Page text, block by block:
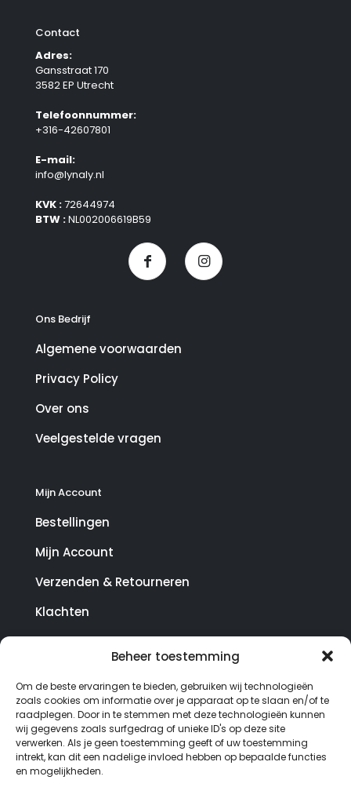
Beheer toestemming
Om de beste ervaringen te bieden, gebruiken wij technologieën
zoals cookies om informatie over je apparaat op te slaan en/of te
raadplegen. Door in te stemmen met deze technologieën kunnen
wij gegevens zoals surfgedrag of unieke ID's op deze site
verwerken. Als je geen toestemming geeft of uw toestemming
intrekt, kan dit een nadelige invloed hebben op bepaalde functies
en mogelijkheden.
Contact
Adres:
Gansstraat 170
3582 EP Utrecht
Telefoonnummer:
+316-42607801
E-mail:
info@lynaly.nl
KVK :72644974
BTW :NL002006619B59
Ons Bedrijf
Algemene voorwaarden
Privacy Policy
Over ons
Veelgestelde vragen
Mijn Account
Bestellingen
Mijn Account
Verzenden & Retourneren
Klachten
© Copyright SterrenHosting 2021-2026 - In opdracht
van Lynaly.nl